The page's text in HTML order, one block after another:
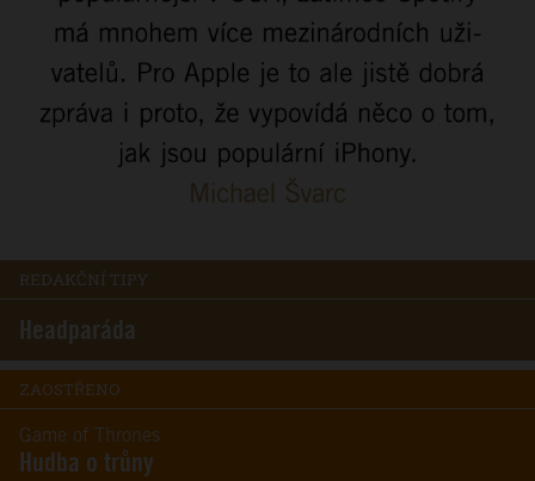
REDAKČNÍ TIPY
Headparáda
ZAOSTŘENO
Game of Thrones
Hudba o trůny